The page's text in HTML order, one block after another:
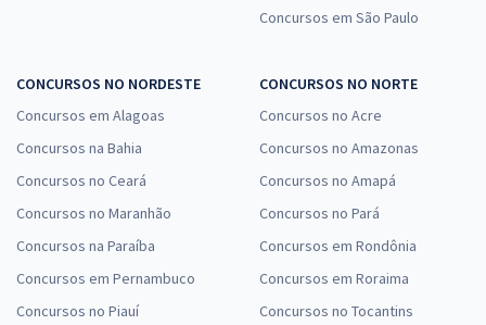
Concursos em São Paulo
CONCURSOS NO NORDESTE
Concursos em Alagoas
Concursos na Bahia
Concursos no Ceará
Concursos no Maranhão
Concursos na Paraíba
Concursos em Pernambuco
Concursos no Piauí
CONCURSOS NO NORTE
Concursos no Acre
Concursos no Amazonas
Concursos no Amapá
Concursos no Pará
Concursos em Rondônia
Concursos em Roraima
Concursos no Tocantins